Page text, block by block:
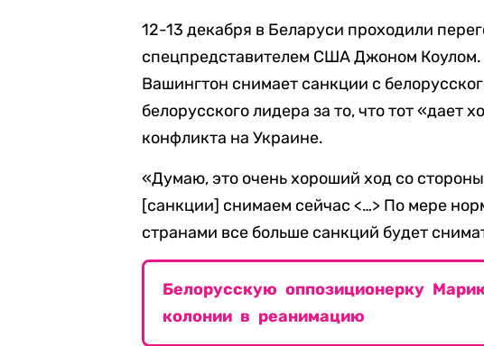
12-13 декабря в Беларуси проходили
спецпредставителем США Джоном Коулом.
Вашингтон снимает санкции с
белорусского лидера за то, что тот «дает
конфликта на Украине.
«Думаю, это очень хороший ход со
[санкции] снимаем сейчас <…> По мере
странами все больше санкций будет
Белорусскую оппозиционерку
колонии в реанимацию